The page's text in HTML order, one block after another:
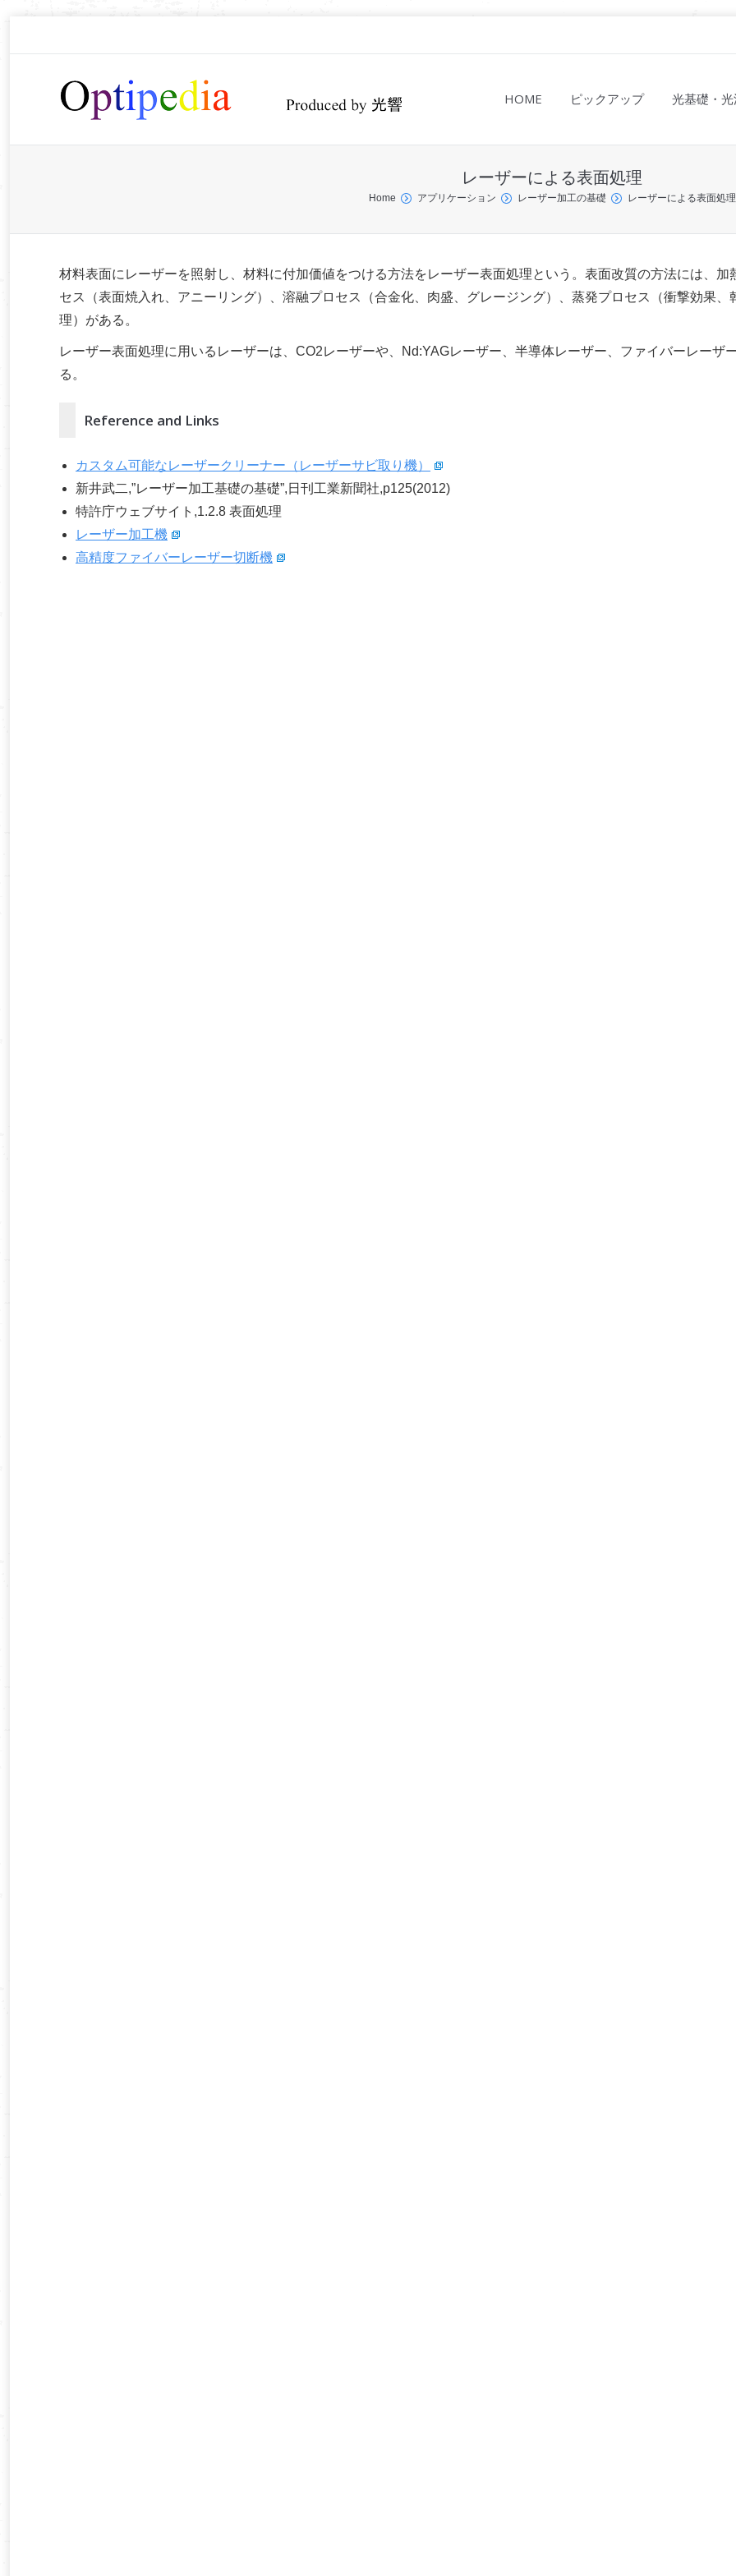
HOME ピックアップ 光基礎・
レーザーによる表面処理
Home アプリケーション レーザー加工の基礎 レーザーによる表面処理
材料表面にレーザーを照射し、材料に付加価値をつける方法をレーザー表面処理という。表面改質の方法には、加
セス（表面焼入れ、アニーリング）、溶融プロセス（合金化、肉盛、グレージング）、蒸発プロセス（衝撃効果、
理）がある。
レーザー表面処理に用いるレーザーは、CO2レーザーや、Nd:YAGレーザー、半導体レーザー、ファイバーレーザ
る。
Reference and Links
カスタム可能なレーザークリーナー（レーザーサビ取り機）
新井武二,”レーザー加工基礎の基礎”,日刊工業新聞社,p125(2012)
特許庁ウェブサイト,1.2.8 表面処理
レーザー加工機
高精度ファイバーレーザー切断機